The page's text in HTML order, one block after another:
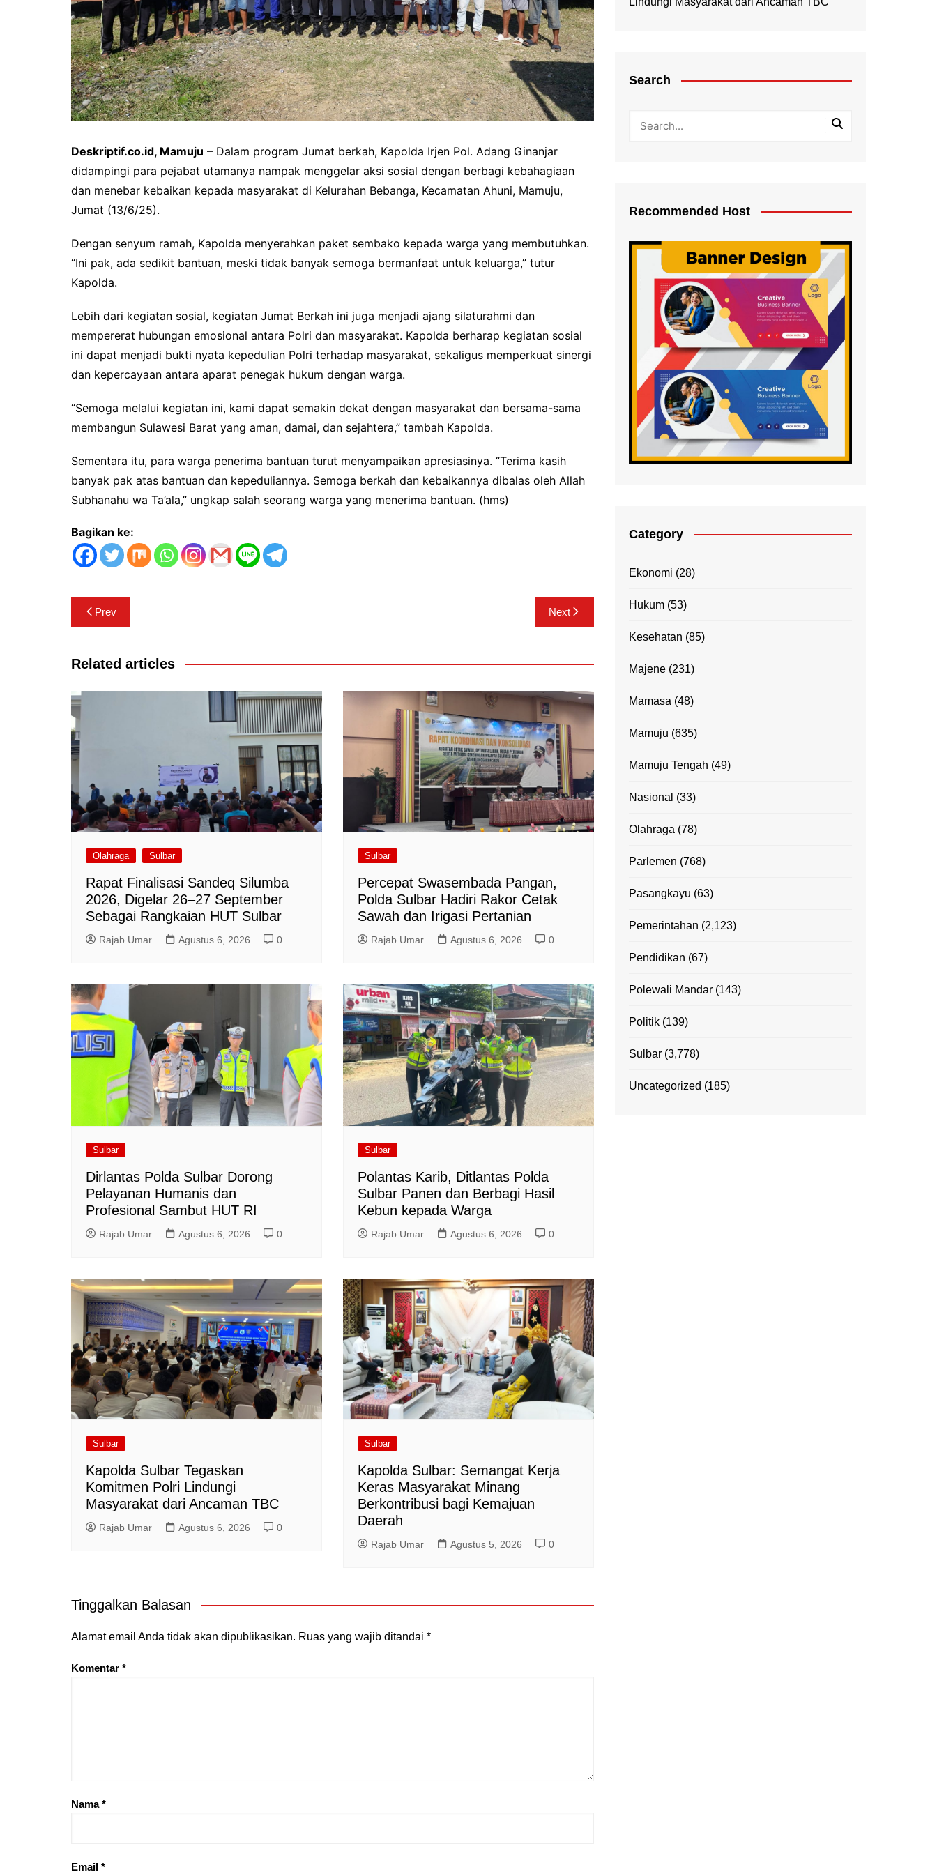
Deskriptif.co.id, Mamuju – Dalam program Jumat berkah, Kapolda Irjen Pol. Adang Ginanjar
didampingi para pejabat utamanya nampak menggelar aksi sosial dengan berbagi kebahagiaan
dan menebar kebaikan kepada masyarakat di Kelurahan Bebanga, Kecamatan Ahuni, Mamuju,
Jumat (13/6/25).
Dengan senyum ramah, Kapolda menyerahkan paket sembako kepada warga yang membutuhkan.
“Ini pak, ada sedikit bantuan, meski tidak banyak semoga bermanfaat untuk keluarga,” tutur
Kapolda.
Lebih dari kegiatan sosial, kegiatan Jumat Berkah ini juga menjadi ajang silaturahmi dan
mempererat hubungan emosional antara Polri dan masyarakat. Kapolda berharap kegiatan sosial
ini dapat menjadi bukti nyata kepedulian Polri terhadap masyarakat, sekaligus memperkuat sinergi
dan kepercayaan antara aparat penegak hukum dengan warga.
“Semoga melalui kegiatan ini, kami dapat semakin dekat dengan masyarakat dan bersama-sama
membangun Sulawesi Barat yang aman, damai, dan sejahtera,” tambah Kapolda.
Sementara itu, para warga penerima bantuan turut menyampaikan apresiasinya. “Terima kasih
banyak pak atas bantuan dan kepeduliannya. Semoga berkah dan kebaikannya dibalas oleh Allah
Subhanahu wa Ta’ala,” ungkap salah seorang warga yang menerima bantuan. (hms)
Bagikan ke:
Navigasi
pos
Prev Next
Related articles
Olahraga Sulbar
Rapat Finalisasi Sandeq Silumba
2026, Digelar 26–27 September
Sebagai Rangkaian HUT Sulbar
Rajab Umar Agustus 6, 2026 0
Sulbar
Percepat Swasembada Pangan,
Polda Sulbar Hadiri Rakor Cetak
Sawah dan Irigasi Pertanian
Rajab Umar Agustus 6, 2026 0
Sulbar
Dirlantas Polda Sulbar Dorong
Pelayanan Humanis dan
Profesional Sambut HUT RI
Rajab Umar Agustus 6, 2026 0
Sulbar
Polantas Karib, Ditlantas Polda
Sulbar Panen dan Berbagi Hasil
Kebun kepada Warga
Rajab Umar Agustus 6, 2026 0
Sulbar
Kapolda Sulbar Tegaskan
Komitmen Polri Lindungi
Masyarakat dari Ancaman TBC
Rajab Umar Agustus 6, 2026 0
Sulbar
Kapolda Sulbar: Semangat Kerja
Keras Masyarakat Minang
Berkontribusi bagi Kemajuan
Daerah
Rajab Umar Agustus 5, 2026 0
Tinggalkan Balasan
Alamat email Anda tidak akan dipublikasikan. Ruas yang wajib ditandai *
Komentar *
Nama*
Email *
Search
Recommended Host
Category
Ekonomi (28)
Hukum (53)
Kesehatan (85)
Majene (231)
Mamasa (48)
Mamuju (635)
Mamuju Tengah (49)
Nasional (33)
Olahraga (78)
Parlemen (768)
Pasangkayu (63)
Pemerintahan (2,123)
Pendidikan (67)
Polewali Mandar (143)
Politik (139)
Sulbar (3,778)
Uncategorized (185)